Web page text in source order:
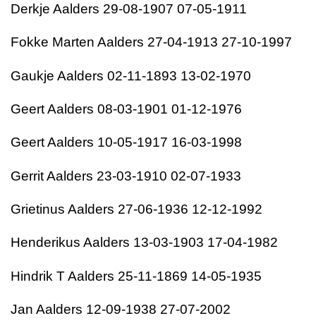
Derkje Aalders 29-08-1907 07-05-1911
Fokke Marten Aalders 27-04-1913 27-10-1997
Gaukje Aalders 02-11-1893 13-02-1970
Geert Aalders 08-03-1901 01-12-1976
Geert Aalders 10-05-1917 16-03-1998
Gerrit Aalders 23-03-1910 02-07-1933
Grietinus Aalders 27-06-1936 12-12-1992
Henderikus Aalders 13-03-1903 17-04-1982
Hindrik T Aalders 25-11-1869 14-05-1935
Jan Aalders 12-09-1938 27-07-2002